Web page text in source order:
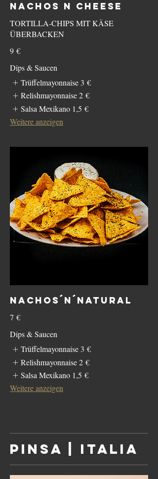
NACHOS N CHEESE
TORTILLA-CHIPS MIT KÄSE
ÜBERBACKEN
9 €
Dips & Saucen
Trüffelmayonnaise 3 €
Relishmayonnaise 2 €
Salsa Mexikano 1,5 €
Weitere anzeigen
NACHOS´N´NATURAL
7 €
Dips & Saucen
Trüffelmayonnaise 3 €
Relishmayonnaise 2 €
Salsa Mexikano 1,5 €
Weitere anzeigen
PINSA | ITALIA